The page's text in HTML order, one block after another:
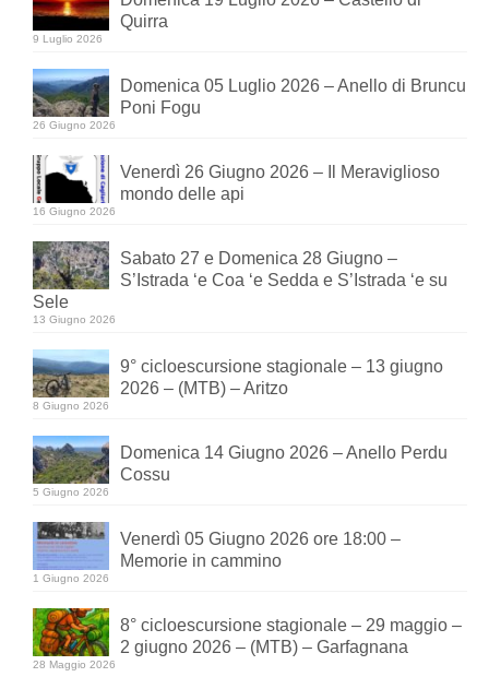
Quirra
9 Luglio 2026
Domenica 05 Luglio 2026 – Anello di Bruncu
Poni Fogu
26 Giugno 2026
Venerdì 26 Giugno 2026 – Il Meraviglioso
mondo delle api
16 Giugno 2026
Sabato 27 e Domenica 28 Giugno –
S’Istrada ‘e Coa ‘e Sedda e S’Istrada ‘e su
Sele
13 Giugno 2026
9° cicloescursione stagionale – 13 giugno
2026 – (MTB) – Aritzo
8 Giugno 2026
Domenica 14 Giugno 2026 – Anello Perdu
Cossu
5 Giugno 2026
Venerdì 05 Giugno 2026 ore 18:00 –
Memorie in cammino
1 Giugno 2026
8° cicloescursione stagionale – 29 maggio –
2 giugno 2026 – (MTB) – Garfagnana
28 Maggio 2026